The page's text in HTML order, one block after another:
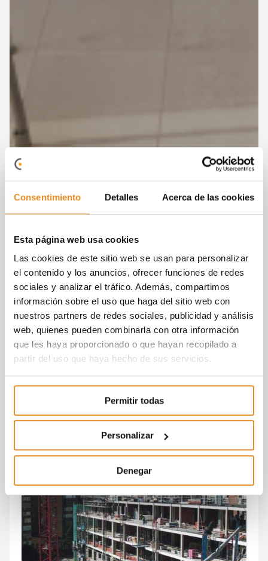
Consentimiento Detalles Acerca de las cookies
Esta página web usa cookies
Las cookies de este sitio web se usan para personalizar
el contenido y los anuncios, ofrecer funciones de redes
sociales y analizar el tráfico. Además, compartimos
información sobre el uso que haga del sitio web con
nuestros partners de redes sociales, publicidad y análisis
web, quienes pueden combinarla con otra información
que les haya proporcionado o que hayan recopilado a
partir del uso que haya hecho de sus servicios.
Permitir todas
Personalizar
Denegar